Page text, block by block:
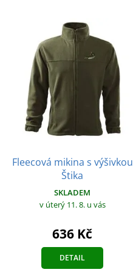
Fleecová mikina s výšivkou
Štika
SKLADEM
v úterý 11. 8. u vás
636 Kč
DETAIL